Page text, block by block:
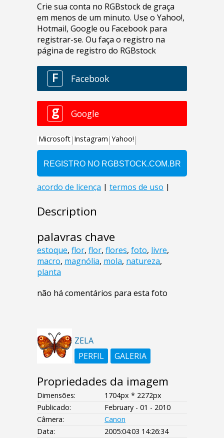
Description
palavras chave
estoque, flor, flor, flores, foto, livre,
macro, magnólia, mola, natureza,
planta
não há comentários para esta foto
ZELA
PERFIL
GALERIA
Propriedades da imagem
Dimensões:
1704px * 2272px
Publicado:
February - 01 - 2010
Câmera:
Canon
Data:
2005:04:03 14:26:34